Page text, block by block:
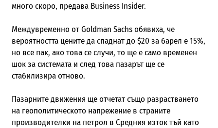
много скоро, предава Business Insider.
Междувременно отGoldman Sachsобявиха, че
вероятността цените да спаднат до $20 за барел е 15%,
но все пак, ако това се случи, то ще е само временен
шок за системата и след това пазарът ще се
стабилизира отново.
Пазарните движения ще отчетат също разрастването
на геополитическото напрежение в страните
производителки на петрол в Средния изток тъй като